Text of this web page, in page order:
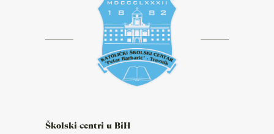
Školski centri u BiH